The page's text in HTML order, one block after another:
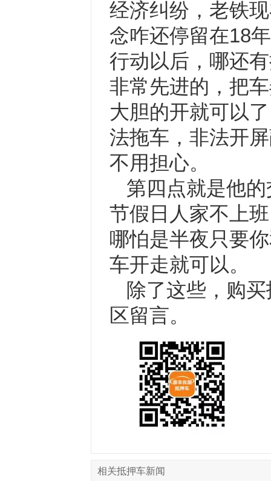
经济纠纷，老铁
念咋还停留在18
行动以后，哪还
非常先进的，把
大胆的开就可以
法拖车，非法开
不用担心。
第四点就是他
节假日人家不上
哪怕是半夜只要
车开走就可以。
除了这些，购
区留言。
相关抵押车新闻